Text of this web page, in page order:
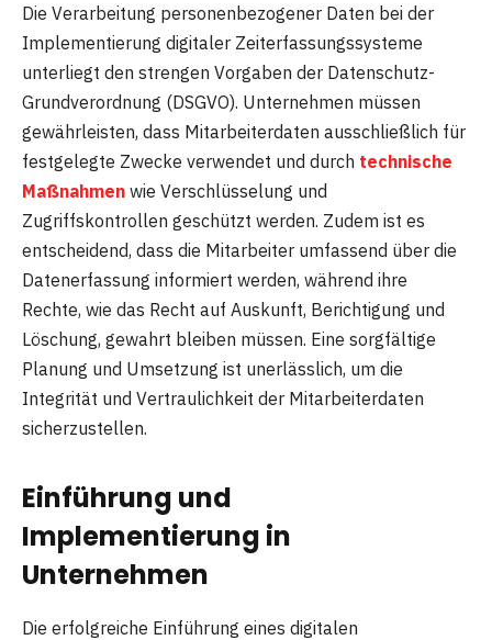
Die Verarbeitung personenbezogener Daten bei der
Implementierung digitaler Zeiterfassungssysteme
unterliegt den strengen Vorgaben der Datenschutz-
Grundverordnung (DSGVO). Unternehmen müssen
gewährleisten, dass Mitarbeiterdaten ausschließlich für
festgelegte Zwecke verwendet und durch technische
Maßnahmen wie Verschlüsselung und
Zugriffskontrollen geschützt werden. Zudem ist es
entscheidend, dass die Mitarbeiter umfassend über die
Datenerfassung informiert werden, während ihre
Rechte, wie das Recht auf Auskunft, Berichtigung und
Löschung, gewahrt bleiben müssen. Eine sorgfältige
Planung und Umsetzung ist unerlässlich, um die
Integrität und Vertraulichkeit der Mitarbeiterdaten
sicherzustellen.
Einführung und
Implementierung in
Unternehmen
Die erfolgreiche Einführung eines digitalen